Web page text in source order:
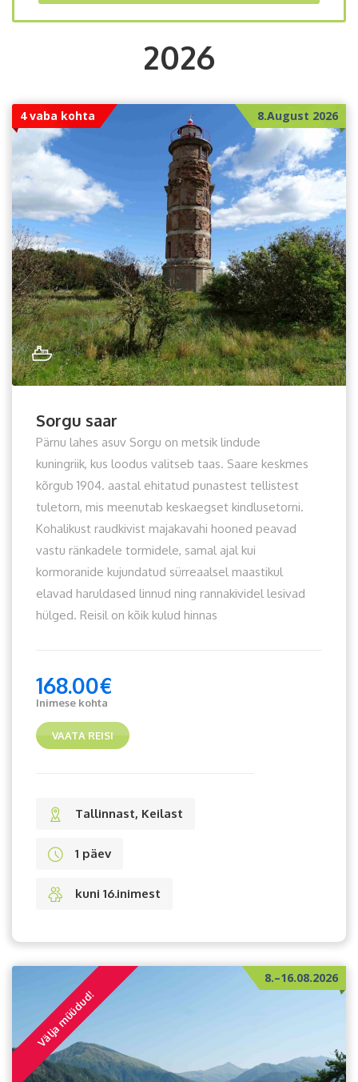
2026
8.August 2026
4 vaba kohta
Sorgu saar
Pärnu lahes asuv Sorgu on metsik lindude
kuningriik, kus loodus valitseb taas. Saare keskmes
kõrgub 1904. aastal ehitatud punastest tellistest
tuletorn, mis meenutab keskaegset kindlusetorni.
Kohalikust raudkivist majakavahi hooned peavad
vastu ränkadele tormidele, samal ajal kui
kormoranide kujundatud sürreaalsel maastikul
elavad haruldased linnud ning rannakividel lesivad
hülged. Reisil on kõik kulud hinnas
168.00€
Inimese kohta
VAATA REISI
Tallinnast, Keilast
1 päev
kuni 16.inimest
8.–16.08.2026
Välja müüdud!